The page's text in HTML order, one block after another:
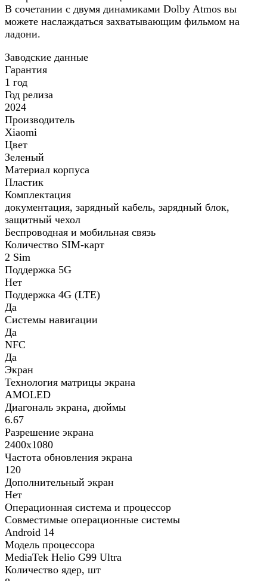
В сочетании с двумя динамиками Dolby Atmos вы
можете наслаждаться захватывающим фильмом на
ладони.
Заводские данные
Гарантия
1 год
Год релиза
2024
Производитель
Xiaomi
Цвет
Зеленый
Материал корпуса
Пластик
Комплектация
документация, зарядный кабель, зарядный блок,
защитный чехол
Беспроводная и мобильная связь
Количество SIM-карт
2 Sim
Поддержка 5G
Нет
Поддержка 4G (LTE)
Да
Системы навигации
Да
NFC
Да
Экран
Технология матрицы экрана
AMOLED
Диагональ экрана, дюймы
6.67
Разрешение экрана
2400х1080
Частота обновления экрана
120
Дополнительный экран
Нет
Операционная система и процессор
Совместимые операционные системы
Android 14
Модель процессора
MediaTek Helio G99 Ultra
Количество ядер, шт